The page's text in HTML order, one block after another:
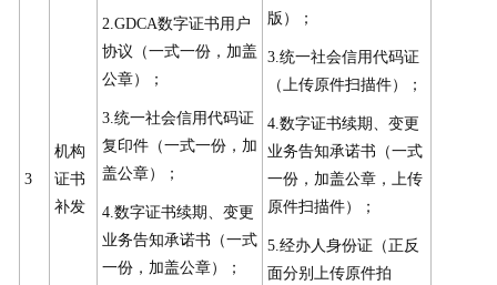
3
机构
证书
补发
2.GDCA数字证书用户
协议（一式一份，加盖
公章）；
3.统一社会信用代码证
复印件（一式一份，加
盖公章）；
4.数字证书续期、变更
业务告知承诺书（一式
一份，加盖公章）；
版）；
3.统一社会信用代码证
（上传原件扫描件）；
4.数字证书续期、变更
业务告知承诺书（一式
一份，加盖公章，上传
原件扫描件）；
5.经办人身份证（正反
面分别上传原件拍